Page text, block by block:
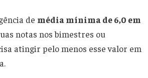
de média mínima de 6,0 em
notas nos bimestres ou
atingir pelo menos esse valor em